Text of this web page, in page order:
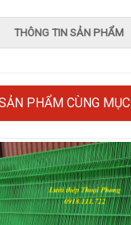
THÔNG TIN SẢN PHẨM
PHẨM CÙNG MỤC